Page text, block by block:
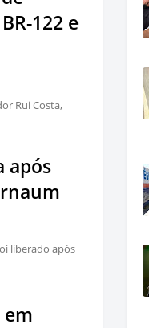
122 e
Rui Costa,
após
liberado após